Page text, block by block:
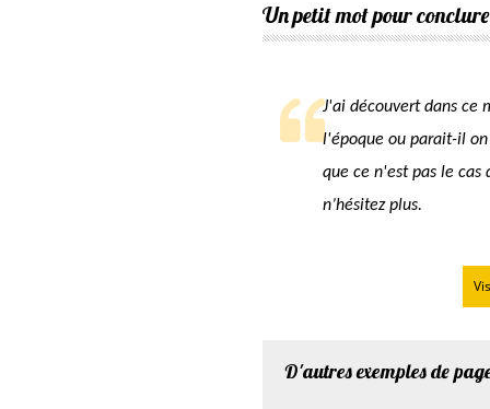
Un petit mot pour
J'ai découvert dans ce
l'époque ou parait-il
que ce n'est pas le cas
n’hésitez plus.
D'autres exemples de